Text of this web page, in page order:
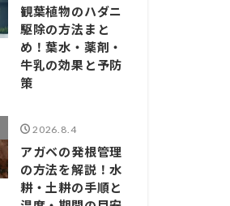
観葉植物のハダニ
駆除の方法まと
め！葉水・薬剤・
牛乳の効果と予防
策
2026.8.4
アガベの発根管理
の方法を解説！水
耕・土耕の手順と